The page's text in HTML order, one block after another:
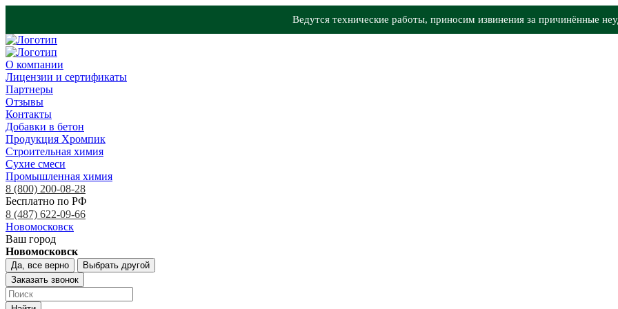
Ведутся технические работы, приносим извинения за причинённые
О компании
Лицензии и сертификаты
Партнеры
Отзывы
Контакты
Добавки в бетон
Продукция Хромпик
Строительная химия
Сухие смеси
Промышленная химия
8 (800) 200-08-28
Бесплатно по РФ
8 (487) 622-09-66
Новомосковск
Ваш город
Новомосковск
Да, все верно
Выбрать другой
Заказать звонок